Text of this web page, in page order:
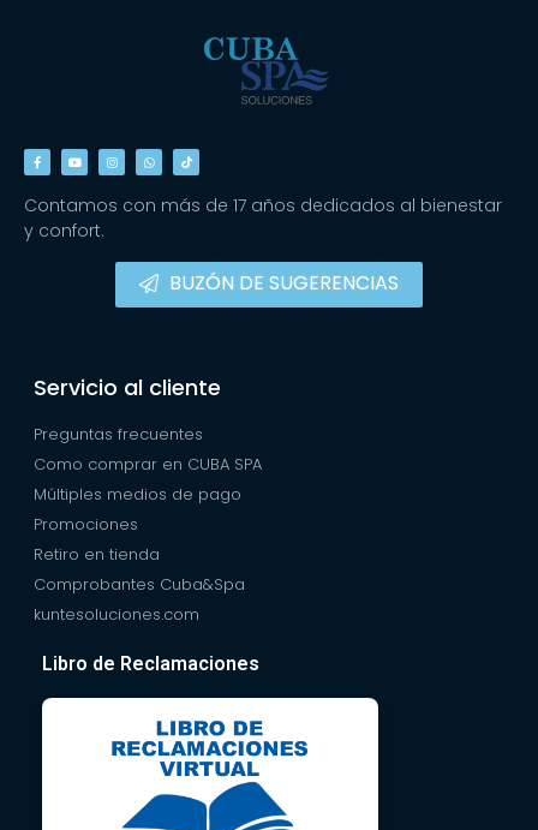
Contamos con más de 17 años dedicados al bienestar
y confort.
BUZÓN DE SUGERENCIAS
Servicio al cliente
Preguntas frecuentes
Como comprar en CUBA SPA
Múltiples medios de pago
Promociones
Retiro en tienda
Comprobantes Cuba&Spa
kuntesoluciones.com
Libro de Reclamaciones